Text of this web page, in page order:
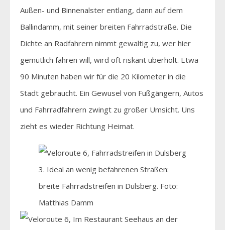
Außen- und Binnenalster entlang, dann auf dem
Ballindamm, mit seiner breiten Fahrradstraße. Die
Dichte an Radfahrern nimmt gewaltig zu, wer hier
gemütlich fahren will, wird oft riskant überholt. Etwa
90 Minuten haben wir für die 20 Kilometer in die
Stadt gebraucht. Ein Gewusel von Fußgängern, Autos
und Fahrradfahrern zwingt zu großer Umsicht. Uns
zieht es wieder Richtung Heimat.
3. Ideal an wenig befahrenen Straßen:
breite Fahrradstreifen in Dulsberg. Foto:
Matthias Damm